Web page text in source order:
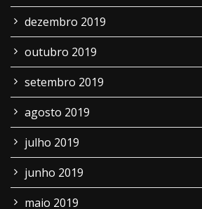
dezembro 2019
outubro 2019
setembro 2019
agosto 2019
julho 2019
junho 2019
maio 2019